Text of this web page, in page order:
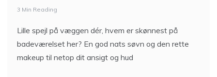
3 Min Reading
Lille spejl på væggen dér, hvem er skønnest på
badeværelset her? En god nats søvn og den rette
makeup til netop dit ansigt og hud